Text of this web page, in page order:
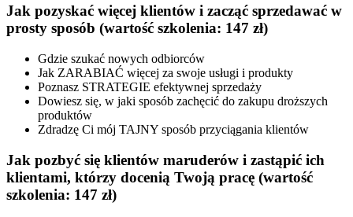
Jak pozyskać więcej klientów i zacząć sprzedawać w
prosty sposób (wartość szkolenia: 147 zł)
Gdzie szukać nowych odbiorców
Jak ZARABIAĆ więcej za swoje usługi i produkty
Poznasz STRATEGIE efektywnej sprzedaży
Dowiesz się, w jaki sposób zachęcić do zakupu droższych
produktów
Zdradzę Ci mój TAJNY sposób przyciągania klientów
Jak pozbyć się klientów maruderów i zastąpić ich
klientami, którzy docenią Twoją pracę (wartość
szkolenia: 147 zł)